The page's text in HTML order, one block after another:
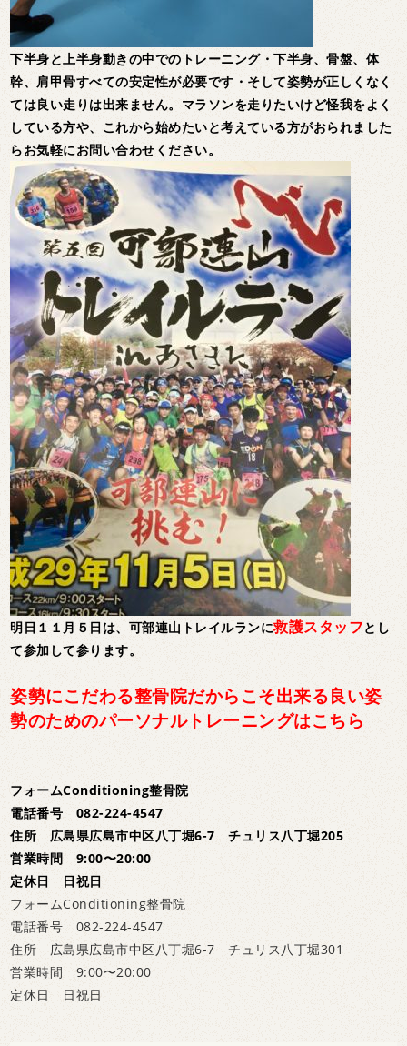
下半身と上半身動きの中でのトレーニング・下半身、骨盤、体
幹、肩甲骨すべての安定性が必要です・そして姿勢が正しくなく
ては良い走りは出来ません。マラソンを走りたいけど怪我をよく
している方や、これから始めたいと考えている方がおられました
らお気軽にお問い合わせください。
明日１１月５日は、可部連山トレイルランに救護スタッフとし
て参加して参ります。
姿勢にこだわる整骨院だからこそ出来る良い姿
勢のためのパーソナルトレーニングはこちら
フォームConditioning整骨院
電話番号 082-224-4547
住所 広島県広島市中区八丁堀6-7 チュリス八丁堀205
営業時間 9:00〜20:00
定休日 日祝日
フォームConditioning整骨院
電話番号 082-224-4547
住所 広島県広島市中区八丁堀6-7 チュリス八丁堀301
営業時間 9:00〜20:00
定休日 日祝日